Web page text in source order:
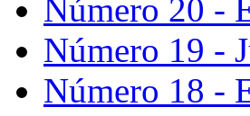
Número 20 -
Número 19 -
Número 18 -